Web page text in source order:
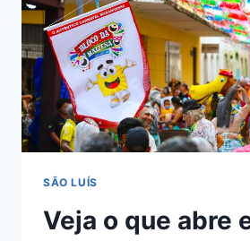
UM,
OU
UMA?
SÃO LUÍS
Veja o que abre